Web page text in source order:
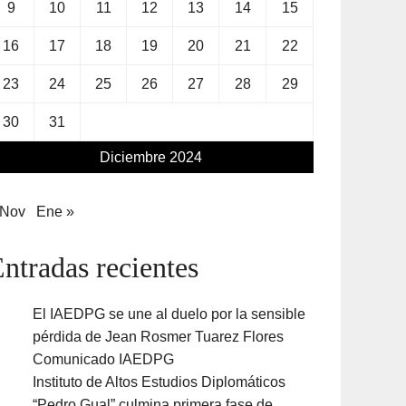
Diciembre 2024
9 10 11 12 13 14 15
16 17 18 19 20 21 22
23 24 25 26 27 28 29
30 31
Ene »
recientes
El IAEDPG se une al duelo por la sensible
pérdida de Jean Rosmer Tuarez Flores
Comunicado IAEDPG
Instituto de Altos Estudios Diplomáticos